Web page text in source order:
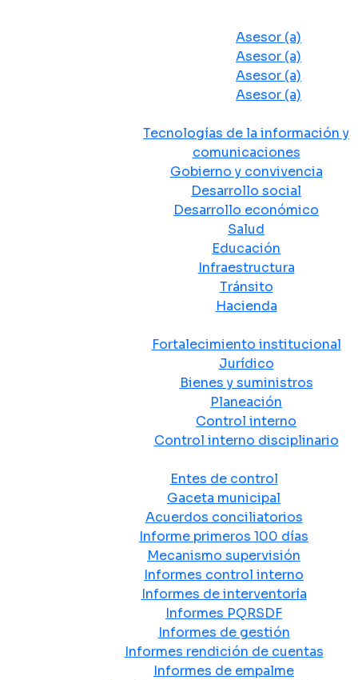
Asesor (a)
Asesor (a)
Asesor (a)
Asesor (a)
Tecnologías de la información y
comunicaciones
Gobierno y convivencia
Desarrollo social
Desarrollo económico
Salud
Educación
Infraestructura
Tránsito
Hacienda
Fortalecimiento institucional
Jurídico
Bienes y suministros
Planeación
Control interno
Control interno disciplinario
Entes de control
Gaceta municipal
Acuerdos conciliatorios
Informe primeros 100 días
Mecanismo supervisión
Informes control interno
Informes de interventoría
Informes PQRSDF
Informes de gestión
Informes rendición de cuentas
Informes de empalme